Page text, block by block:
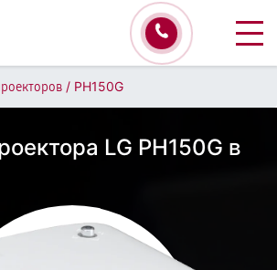
/ PH150G
LG PH150G в